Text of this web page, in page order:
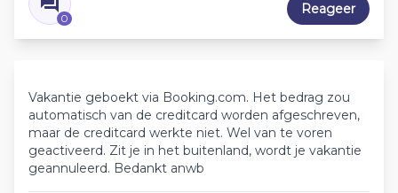
0
Reageer
Vakantie geboekt via Booking.com. Het bedrag zou
automatisch van de creditcard worden afgeschreven,
maar de creditcard werkte niet. Wel van te voren
geactiveerd. Zit je in het buitenland, wordt je vakantie
geannuleerd. Bedankt anwb